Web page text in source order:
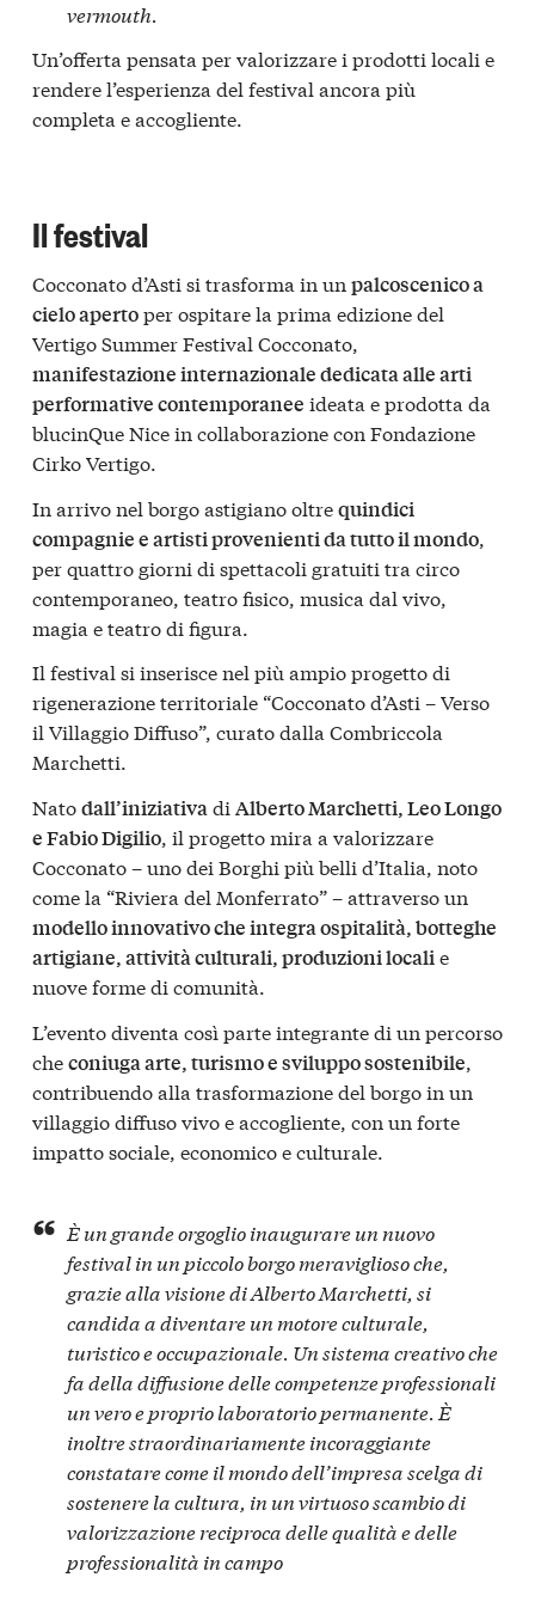
vermouth.
Un’offerta pensata per valorizzare i prodotti locali e
rendere l’esperienza del festival ancora più
completa e accogliente.
Il festival
Cocconato d’Asti si trasforma in un palcoscenico a
cielo apertoper ospitare la prima edizione del
Vertigo Summer Festival Cocconato,
manifestazione internazionale dedicata alle arti
performative contemporanee ideata e prodotta da
blucinQue Nice in collaborazione con Fondazione
Cirko Vertigo.
In arrivo nel borgo astigiano oltrequindici
compagnie e artisti provenienti da tutto il mondo,
per quattro giorni di spettacoli gratuiti tra circo
contemporaneo, teatro fisico, musica dal vivo,
magia e teatro di figura.
Il festival si inserisce nel più ampio progetto di
rigenerazione territoriale “Cocconato d’Asti – Verso
il Villaggio Diffuso”, curato dalla Combriccola
Marchetti.
Natodall’iniziativadi Alberto Marchetti, Leo Longo
e Fabio Digilio, il progetto mira a valorizzare
Cocconato – uno dei Borghi più belli d’Italia, noto
come la “Riviera del Monferrato” – attraverso un
modello innovativo che integra ospitalità, botteghe
artigiane, attività culturali, produzioni localie
nuove forme di comunità.
L’evento diventa così parte integrante di un percorso
checoniuga arte, turismo e sviluppo sostenibile
contribuendo alla trasformazione del borgo in un
villaggio diffuso vivo e accogliente, con un forte
impatto sociale, economico e culturale.
È un grande orgoglio inaugurare un nuovo
festival in un piccolo borgo meraviglioso che,
grazie alla visione di Alberto Marchetti, si
candida a diventare un motore culturale,
turistico e occupazionale. Un sistema creativo che
fa della diffusione delle competenze professionali
un vero e proprio laboratorio permanente. È
inoltre straordinariamente incoraggiante
constatare come il mondo dell’impresa scelga di
sostenere la cultura, in un virtuoso scambio di
valorizzazione reciproca delle qualità e delle
professionalità in campo